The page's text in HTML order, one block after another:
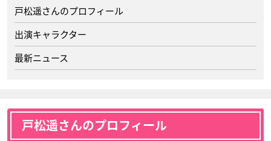
戸松遥さんのプロフィール
出演キャラクター
最新ニュース
戸松遥さんのプロフィール